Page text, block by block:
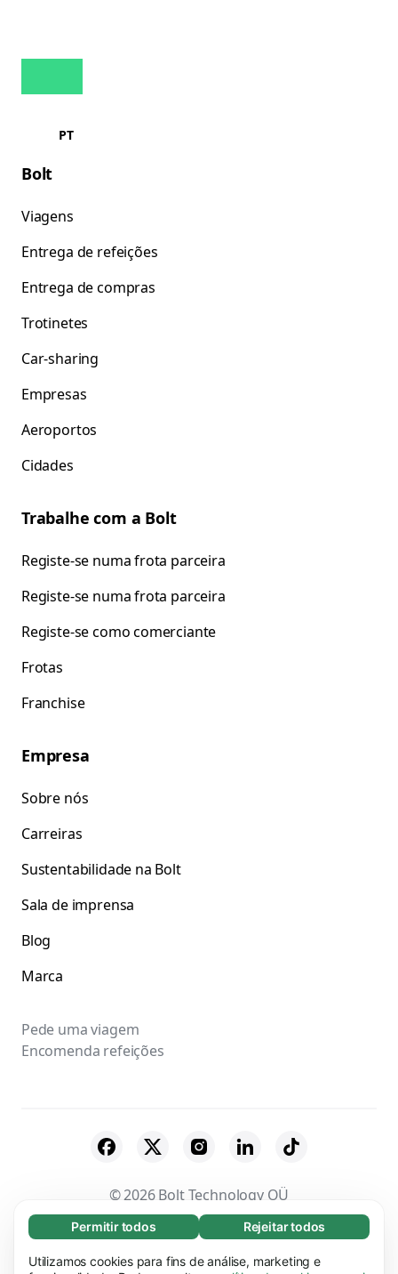
Essenciais (65)
Os cookies essenciais facilitam a navegação no
Saber mais
Permitir todos Rejeitar todos
Utilizamos cookies para fins de análise, marketing e
PT
Bolt
Viagens
Entrega de refeições
Entrega de compras
Trotinetes
Car-sharing
Empresas
Aeroportos
Cidades
Trabalhe com a Bolt
Registe-se numa frota parceira
Registe-se numa frota parceira
Registe-se como comerciante
Frotas
Franchise
Empresa
Sobre nós
Carreiras
Sustentabilidade na Bolt
Sala de imprensa
Blog
Marca
Pede uma viagem
Encomenda refeições
© 2026 Bolt Technology OÜ
Fornecedores
Termos & Condições